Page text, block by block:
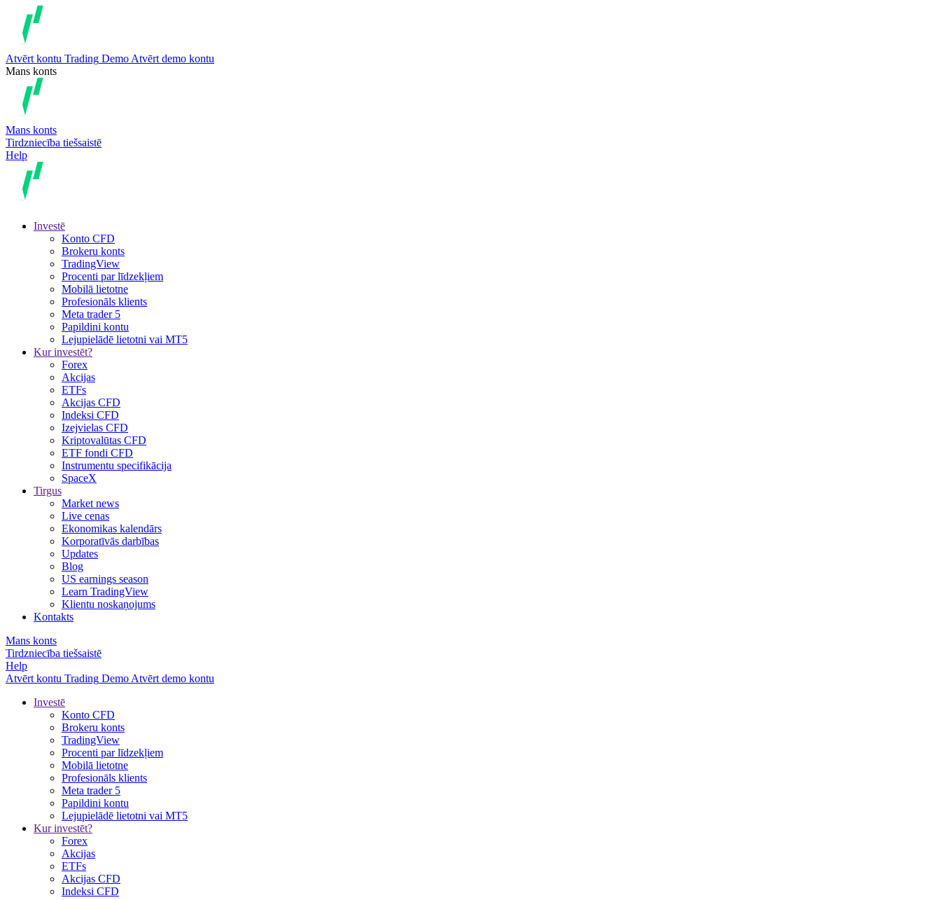
Atvērt kontu Trading Demo Atvērt demo kontu
Mans konts
Mans konts
Tirdzniecība tiešsaistē
Help
Investē
Konto CFD
Brokeru konts
TradingView
Procenti par līdzekļiem
Mobilā lietotne
Profesionāls klients
Meta trader 5
Papildini kontu
Lejupielādē lietotni vai MT5
Kur investēt?
Forex
Akcijas
ETFs
Akcijas CFD
Indeksi CFD
Izejvielas CFD
Kriptovalūtas CFD
ETF fondi CFD
Instrumentu specifikācija
SpaceX
Tirgus
Market news
Live cenas
Ekonomikas kalendārs
Korporatīvās darbības
Updates
Blog
US earnings season
Learn TradingView
Klientu noskaņojums
Kontakts
Mans konts
Tirdzniecība tiešsaistē
Help
Atvērt kontu Trading Demo Atvērt demo kontu
Investē
Konto CFD
Brokeru konts
TradingView
Procenti par līdzekļiem
Mobilā lietotne
Profesionāls klients
Meta trader 5
Papildini kontu
Lejupielādē lietotni vai MT5
Kur investēt?
Forex
Akcijas
ETFs
Akcijas CFD
Indeksi CFD